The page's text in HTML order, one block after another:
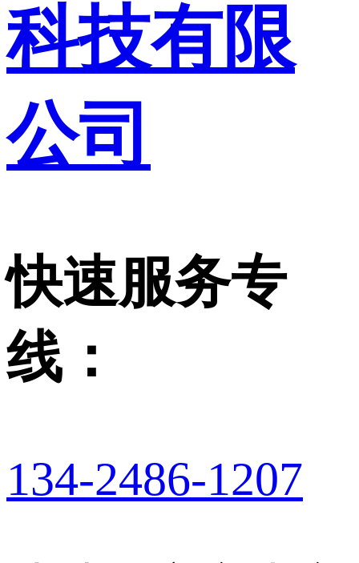
科技有限
公司
快速服务专
线：
134-2486-1207